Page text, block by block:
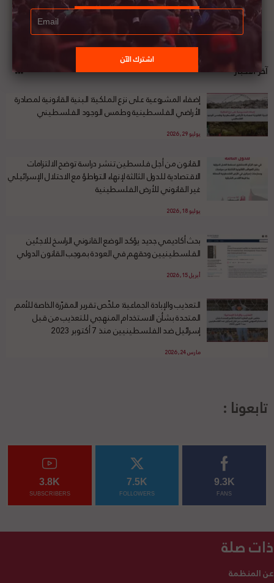
آخر الأخبار
إضفاء المشروعية على نزع الملكية: البنية القانونية لمصادرة
الأراضي الفلسطينية وطمس الوجود الفلسطيني
يوليو 29, 2026
القانون من أجل فلسطين تنشر دراسة توضح الالتزامات
الاقتصادية للدول الثالثة لإنهاء التواطؤ مع الاحتلال الإسرائيلي
غير القانوني للأرض الفلسطينية
يوليو 18, 2026
بحث أكاديمي جديد يؤكد الوضع القانوني الراسخ للاجئين
الفلسطينيين وحقهم في العودة بموجب القانون الدولي
أبريل 15, 2026
التعذيب والإبادة الجماعية: ملخّص تقرير المقرّرة الخاصة للأمم
المتحدة بشأن الاستخدام المنهجي للتعذيب من قبل
إسرائيل ضد الفلسطينيين منذ 7 أكتوبر 2023
مارس 24, 2026
تابعونا :
9.3K
FANS
7.5K
FOLLOWERS
3.8K
SUBSCRIBERS
ذات صلة
عن المنظمة